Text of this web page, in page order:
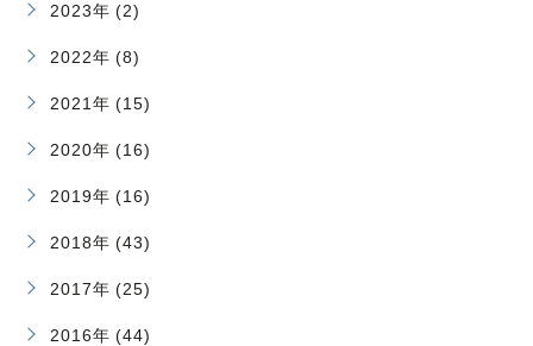
2023年 (2)
2022年 (8)
2021年 (15)
2020年 (16)
2019年 (16)
2018年 (43)
2017年 (25)
2016年 (44)